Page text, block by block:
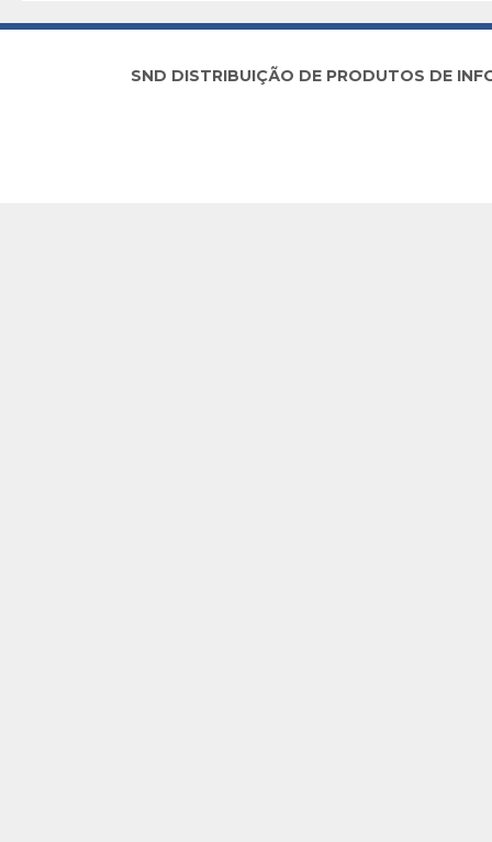
SND DISTRIBUIÇÃO DE PRODUTOS DE